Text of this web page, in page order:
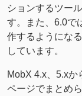
ションするツー
す。また、6.0で
作するようになる
しています。
MobX 4.x、5.x
ページでまとめ